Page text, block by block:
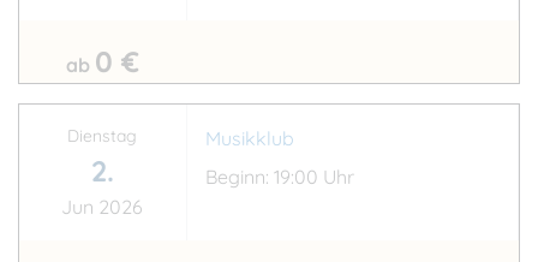
ab 0 €
Dienstag
2.
Jun 2026
Musikklub
Beginn: 19:00 Uhr